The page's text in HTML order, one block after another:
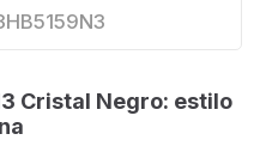
Cristal Negro: estilo